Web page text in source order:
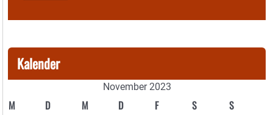
Kalender
November 2023
M D M D F S S